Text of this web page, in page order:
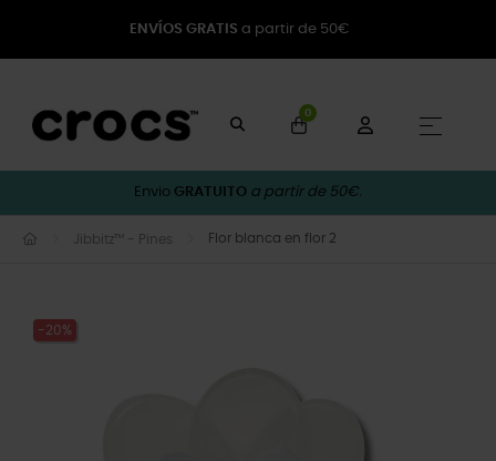
ENVÍOS GRATIS a partir de 50€
0
☰
Envio GRATUITO a partir de 50€.
Jibbitz™ - Pines Flor blanca en flor 2
-20%